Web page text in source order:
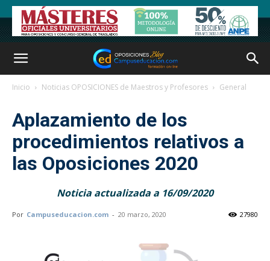
Inicio Noticias OPOSICIONES de Maestros y Profesores General
Aplazamiento de los
procedimientos relativos a
las Oposiciones 2020
Noticia actualizada a 16/09/2020
Por Campuseducacion.com - 20 marzo, 2020 27980